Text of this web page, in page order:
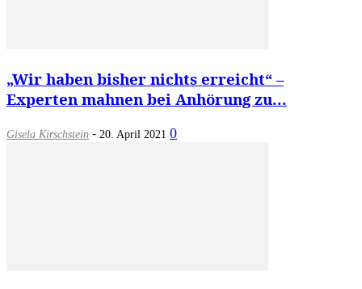
„Wir haben bisher nichts erreicht“ –
Experten mahnen bei Anhörung zu...
Gisela Kirschstein - 20. April 2021 0